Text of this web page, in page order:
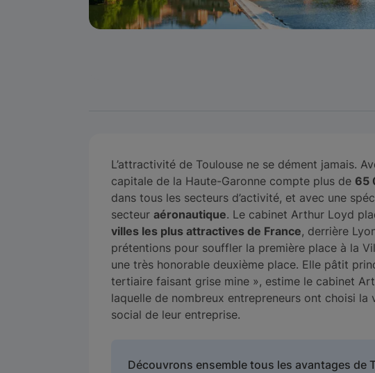
L’attractivité de Toulouse ne se dément jamais.
capitale de la Haute-Garonne compte plus de 65
dans tous les secteurs d’activité, et avec une
secteur aéronautique. Le cabinet Arthur Loyd
villes les plus attractives de France, derrière
prétentions pour souffler la première place à la
une très honorable deuxième place. Elle pâtit
tertiaire faisant grise mine », estime le cabinet
laquelle de nombreux entrepreneurs ont choisi
social de leur entreprise.
Découvrons ensemble tous les avantages de